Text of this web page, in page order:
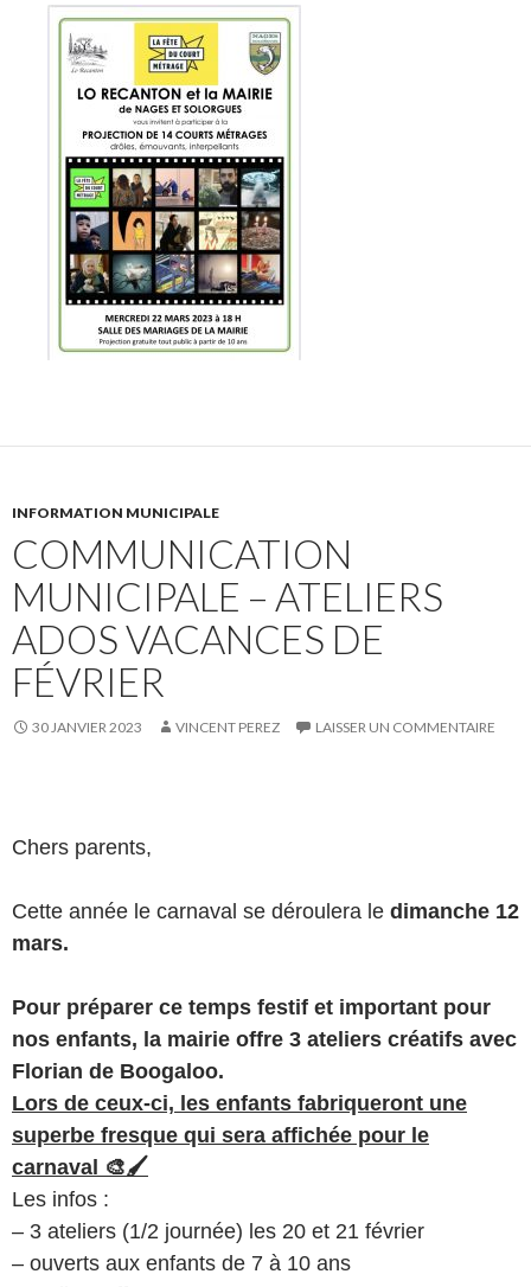
INFORMATION MUNICIPALE
COMMUNICATION
MUNICIPALE – ATELIERS
ADOS VACANCES DE
FÉVRIER
30 JANVIER 2023 VINCENT PEREZ LAISSER UN COMMENTAIRE
Chers parents,
Cette année le carnaval se déroulera le dimanche 12
mars.
Pour préparer ce temps festif et important pour
nos enfants, la mairie offre 3 ateliers créatifs avec
Florian de Boogaloo.
Lors de ceux-ci, les enfants fabriqueront une
superbe fresque qui sera affichée pour le
carnaval 🎨🖌
Les infos :
– 3 ateliers (1/2 journée) les 20 et 21 février
– ouverts aux enfants de 7 à 10 ans